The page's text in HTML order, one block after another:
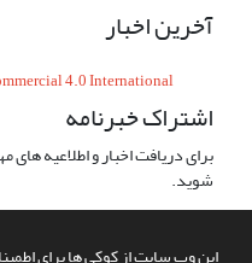
این وب سایت از کوکی ها برای
آخرین اخبار
4.0 International
اشتراک خبرنامه
برای دریافت اخبار و اطلاعیه
شوید.